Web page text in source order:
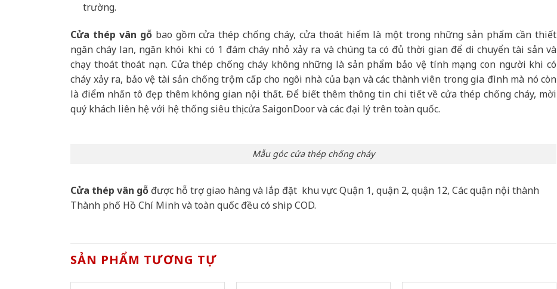
trường.
Cửa thép vân gỗbao gồm cửa thép chống cháy, cửa thoát hiểm là một trong những sản phẩm cần thiết
ngăn cháy lan, ngăn khói khi có 1 đám cháy nhỏ xảy ra và chúng ta có đủ thời gian để di chuyển tài sản và
chạy thoát thoát nạn. Cửa thép chống cháy không những là sản phẩm bảo vệ tính mạng con người khi có
cháy xảy ra, bảo vệ tài sản chống trộm cấp cho ngôi nhà của bạn và các thành viên trong gia đình mà nó còn
là điểm nhấn tô đẹp thêm không gian nội thất. Để biết thêm thông tin chi tiết về cửa thép chống cháy, mời
quý khách liên hệ với hệ thống siêu thị cửa SaigonDoor và các đại lý trên toàn quốc.
Mẫu góc cửa thép chống cháy
Cửa thép vân gỗ được hỗ trợ giao hàng và lắp đặt khu vực Quận 1, quận 2, quận 12, Các quận nội thành
Thành phố Hồ Chí Minh và toàn quốc đều có ship COD.
SẢN PHẨM TƯƠNG TỰ